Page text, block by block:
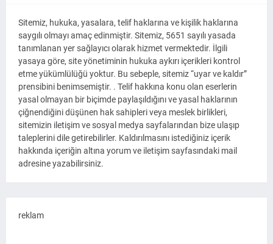
Sitemiz, hukuka, yasalara, telif haklarına ve kişilik haklarına
saygılı olmayı amaç edinmiştir. Sitemiz, 5651 sayılı yasada
tanımlanan yer sağlayıcı olarak hizmet vermektedir. İlgili
yasaya göre, site yönetiminin hukuka aykırı içerikleri kontrol
etme yükümlülüğü yoktur. Bu sebeple, sitemiz “uyar ve kaldır”
prensibini benimsemiştir. . Telif hakkına konu olan eserlerin
yasal olmayan bir biçimde paylaşıldığını ve yasal haklarının
çiğnendiğini düşünen hak sahipleri veya meslek birlikleri,
sitemizin iletişim ve sosyal medya sayfalarından bize ulaşıp
taleplerini dile getirebilirler. Kaldırılmasını istediğiniz içerik
hakkında içeriğin altına yorum ve iletişim sayfasındaki mail
adresine yazabilirsiniz.
reklam